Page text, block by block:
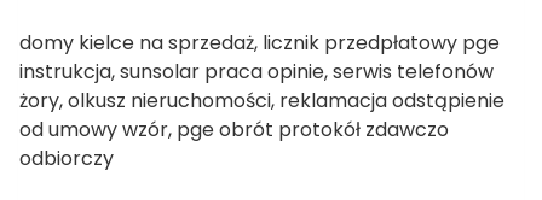
domy kielce na sprzedaż, licznik przedpłatowy pge
instrukcja, sunsolar praca opinie, serwis telefonów
żory, olkusz nieruchomości, reklamacja odstąpienie
od umowy wzór, pge obrót protokół zdawczo
odbiorczy